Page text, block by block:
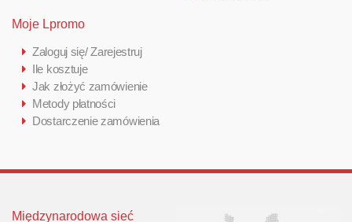
Moje Lpromo
Zaloguj się/ Zarejestruj
Ile kosztuje
Jak złożyć zamówienie
Metody płatności
Dostarczenie zamówienia
Międzynarodowa sieć